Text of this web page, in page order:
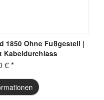
1850 Ohne Fußgestell |
Kabeldurchlass
€ *